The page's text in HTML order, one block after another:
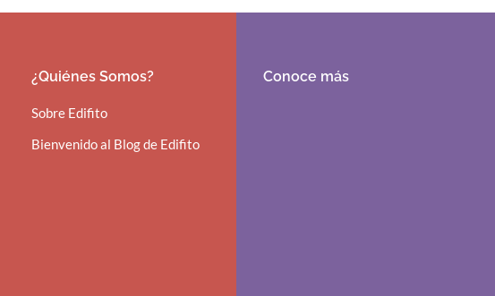
¿Quiénes Somos?
Sobre Edifito
Bienvenido al Blog de Edifito
Conoce más